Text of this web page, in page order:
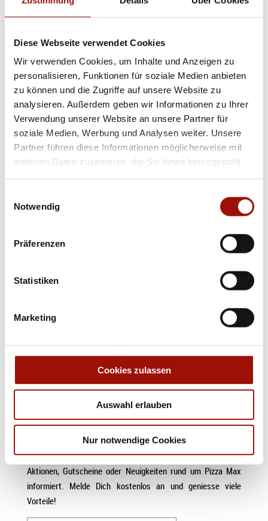
Diese Webseite verwendet Cookies
Wir verwenden Cookies, um Inhalte und Anzeigen zu
personalisieren, Funktionen für soziale Medien anbieten
zu können und die Zugriffe auf unsere Website zu
analysieren. Außerdem geben wir Informationen zu Ihrer
Verwendung unserer Website an unsere Partner für
soziale Medien, Werbung und Analysen weiter. Unsere
Partner führen diese Informationen möglicherweise mit
weiteren Daten zusammen, die Sie ihnen bereitgestellt
Notwendig
Präferenzen
Statistiken
Marketing
Cookies zulassen
Auswahl erlauben
Nur notwendige Cookies
Pizza inORANIENBURG
Pizza inMAGDEBURG
Pizza inHALLE
Pizza inMÜNSTER MITTE
Pizza inMÜNSTER HILTRUP
Pizza in
MÜNSTER NORD
Pizza inOSNABRÜCK
Pizza inEUSKIRCHEN
Pizza inDÜREN
Pizza inWINSEN (LUHE)
DER PIZZA MAX NEWSLETTER
Mit unserem Newsletter wirst Du immer als Erster über neue
Aktionen, Gutscheine oder Neuigkeiten rund um Pizza Max
informiert. Melde Dich kostenlos an und geniesse viele
Vorteile!